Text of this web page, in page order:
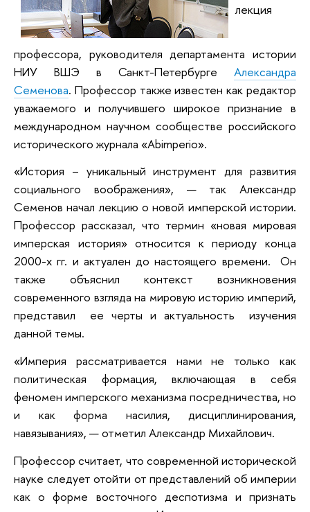
лекция
профессора, руководителя департамента истории
НИУ ВШЭ в Санкт-Петербурге Александра
Семенова. Профессор также известен как редактор
уважаемого и получившего широкое признание в
международном научном сообществе российского
исторического журнала «Abimperio».
«История – уникальный инструмент для развития
социального воображения», — так Александр
Семенов начал лекцию о новой имперской истории.
Профессор рассказал, что термин «новая мировая
имперская история» относится к периоду конца
2000-х гг. и актуален до настоящего времени. Он
также объяснил контекст возникновения
современного взгляда на мировую историю империй,
представил ее черты и актуальность изучения
данной темы.
«Империя рассматривается нами не только как
политическая формация, включающая в себя
феномен имперского механизма посредничества, но
и как форма насилия, дисциплинирования,
навязывания», — отметил Александр Михайлович.
Профессор считает, что современной исторической
науке следует отойти от представлений об империи
как о форме восточного деспотизма и признать